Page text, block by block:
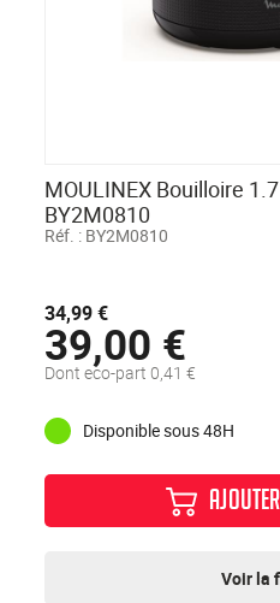
MOULINEX Bouilloire
BY2M0810
Réf. : BY2M0810
34,99 €
39,00 €
Dont eco-part 0,41 €
Disponible sous 48H
Voir la